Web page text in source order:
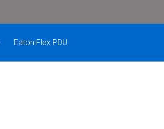
Eaton Flex PDU